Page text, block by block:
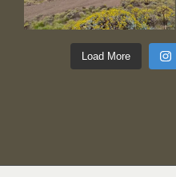
Load More